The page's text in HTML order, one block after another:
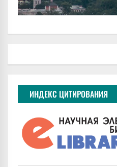
ИНДЕКС ЦИТИРОВАНИЯ